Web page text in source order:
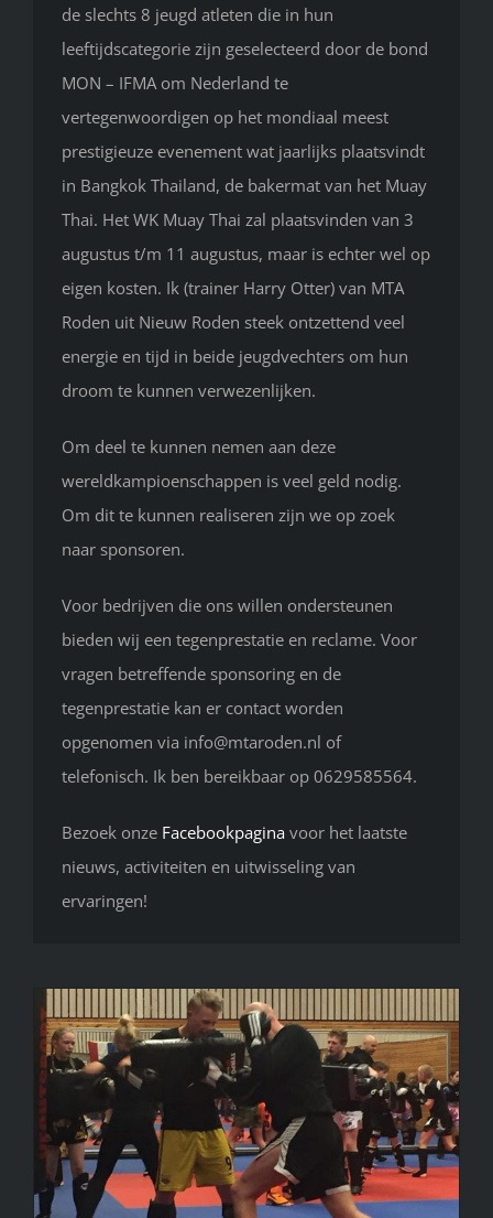
de slechts 8 jeugd atleten die in hun
leeftijdscategorie zijn geselecteerd door de bond
MON – IFMA om Nederland te
vertegenwoordigen op het mondiaal meest
prestigieuze evenement wat jaarlijks plaatsvindt
in Bangkok Thailand, de bakermat van het Muay
Thai. Het WK Muay Thai zal plaatsvinden van 3
augustus t/m 11 augustus, maar is echter wel op
eigen kosten. Ik (trainer Harry Otter) van MTA
Roden uit Nieuw Roden steek ontzettend veel
energie en tijd in beide jeugdvechters om hun
droom te kunnen verwezenlijken.
Om deel te kunnen nemen aan deze
wereldkampioenschappen is veel geld nodig.
Om dit te kunnen realiseren zijn we op zoek
naar sponsoren.
Voor bedrijven die ons willen ondersteunen
bieden wij een tegenprestatie en reclame. Voor
vragen betreffende sponsoring en de
tegenprestatie kan er contact worden
opgenomen via info@mtaroden.nl of
telefonisch. Ik ben bereikbaar op 0629585564.
Bezoek onze Facebookpagina voor het laatste
nieuws, activiteiten en uitwisseling van
ervaringen!